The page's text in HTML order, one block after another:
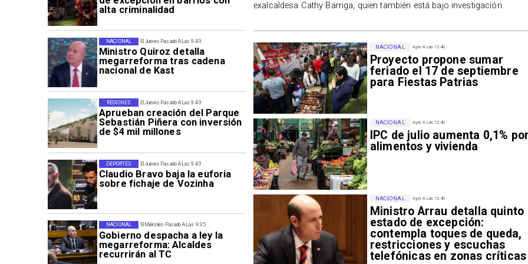
alta criminalidad
El Jueves Pasado A Las 9:49
Ministro Quiroz detalla
megarreforma tras cadena
nacional de Kast
NACIONAL
El Jueves Pasado A Las 9:49
Aprueban creación del Parque
Sebastián Piñera con inversión
de $4 mil millones
REGIONES
El Jueves Pasado A Las 9:49
Claudio Bravo baja la euforia
sobre fichaje de Vozinha
DEPORTES
El Miércoles Pasado A Las 9:35
Gobierno despacha a ley la
megarreforma: Alcaldes
recurrirán al TC
NACIONAL
Ayer A Las 12:40
Proyecto propone sumar
feriado el 17 de septiembre
para Fiestas Patrias
NACIONAL
Ayer A Las 12:40
IPC de julio aumenta 0,1%
alimentos y vivienda
NACIONAL
Ayer A Las 12:40
Ministro Arrau detalla quinto
estado de excepción:
contempla toques de queda,
restricciones y escuchas
telefónicas en zonas críticas
NACIONAL
exalcaldesa Cathy Barriga, quien también está bajo investigación.